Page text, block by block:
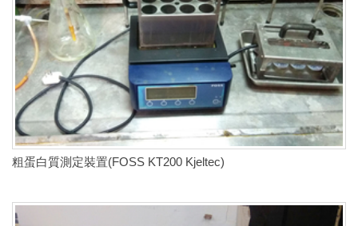
粗蛋白質測定裝置(FOSS KT200 Kjeltec)